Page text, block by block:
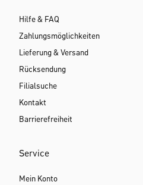
Hilfe & FAQ
Zahlungsmöglichkeiten
Lieferung & Versand
Rücksendung
Filialsuche
Kontakt
Barrierefreiheit
Service
Mein Konto